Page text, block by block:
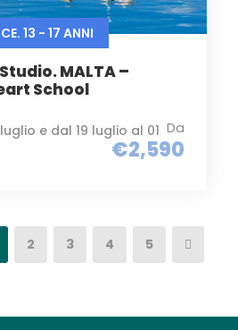
13 - 17 ANNI
MALTA –
School
Da
€2,590
e dal 19 luglio al 01
2 3 4 5